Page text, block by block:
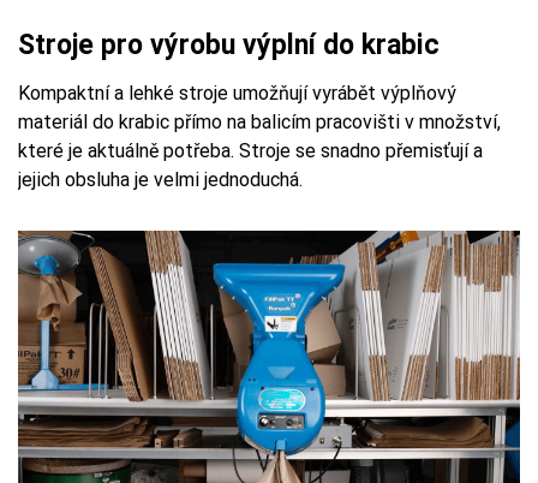
Stroje pro výrobu výplní do krabic
Kompaktní a lehké stroje umožňují vyrábět výplňový
materiál do krabic přímo na balicím pracovišti v množství,
které je aktuálně potřeba. Stroje se snadno přemisťují a
jejich obsluha je velmi jednoduchá.